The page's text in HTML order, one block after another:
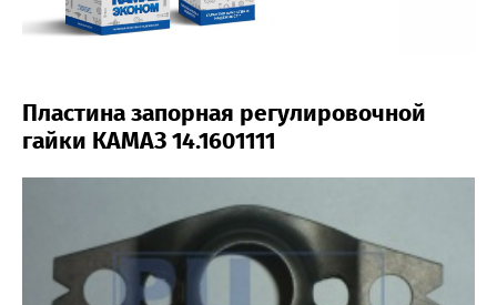
Пластина запорная регулировочной
гайки КАМАЗ 14.1601111